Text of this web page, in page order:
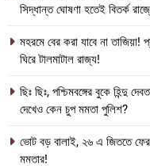
সিদ্ধান্ত ঘোষণা হতেই বিতর্ক
মহরমে বের করা যাবে না তাজিয়া!
ঘিরে টালমাটাল রাজ্য!
ছিঃ ছিঃ, পশ্চিমবঙ্গের বুকে হিন্দু
দেখেও কেন চুপ মমতা পুলিশ?
ভোট বড় বালাই, ২৬ এ জিততে ফের
মমতার!